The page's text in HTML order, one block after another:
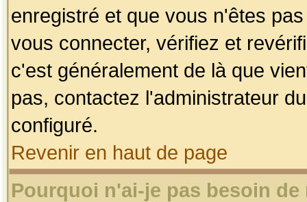
enregistré et que vous n'êtes
vous connecter, vérifiez et
c'est généralement de là que
pas, contactez l'administrateur
configuré.
Revenir en haut de page
Pourquoi n'ai-je pas besoin